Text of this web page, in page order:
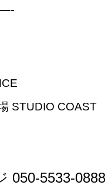
STUDIO COAST
050-5533-0888